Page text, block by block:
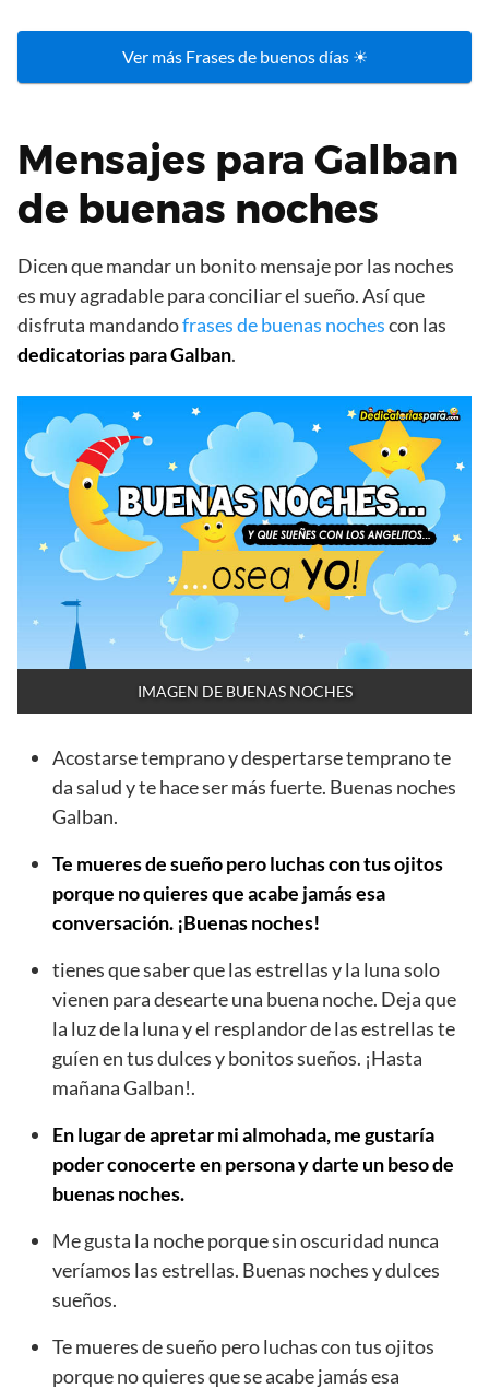
Ver más Frases de buenos días ☀
Mensajes para Galban
de buenas noches
Dicen que mandar un bonito mensaje por las noches
es muy agradable para conciliar el sueño. Así que
disfruta mandandofrases de buenas nochescon las
dedicatorias para Galban.
IMAGEN DE BUENAS NOCHES
Acostarse temprano y despertarse temprano te
da salud y te hace ser más fuerte. Buenas noches
Galban.
Te mueres de sueño pero luchas con tus ojitos
porque no quieres que acabe jamás esa
conversación. ¡Buenas noches!
tienes que saber que las estrellas y la luna solo
vienen para desearte una buena noche. Deja que
la luz de la luna y el resplandor de las estrellas te
guíen en tus dulces y bonitos sueños. ¡Hasta
mañana Galban!.
En lugar de apretar mi almohada, me gustaría
poder conocerte en persona y darte un beso de
buenas noches.
Me gusta la noche porque sin oscuridad nunca
veríamos las estrellas. Buenas noches y dulces
sueños.
Te mueres de sueño pero luchas con tus ojitos
porque no quieres que se acabe jamás esa